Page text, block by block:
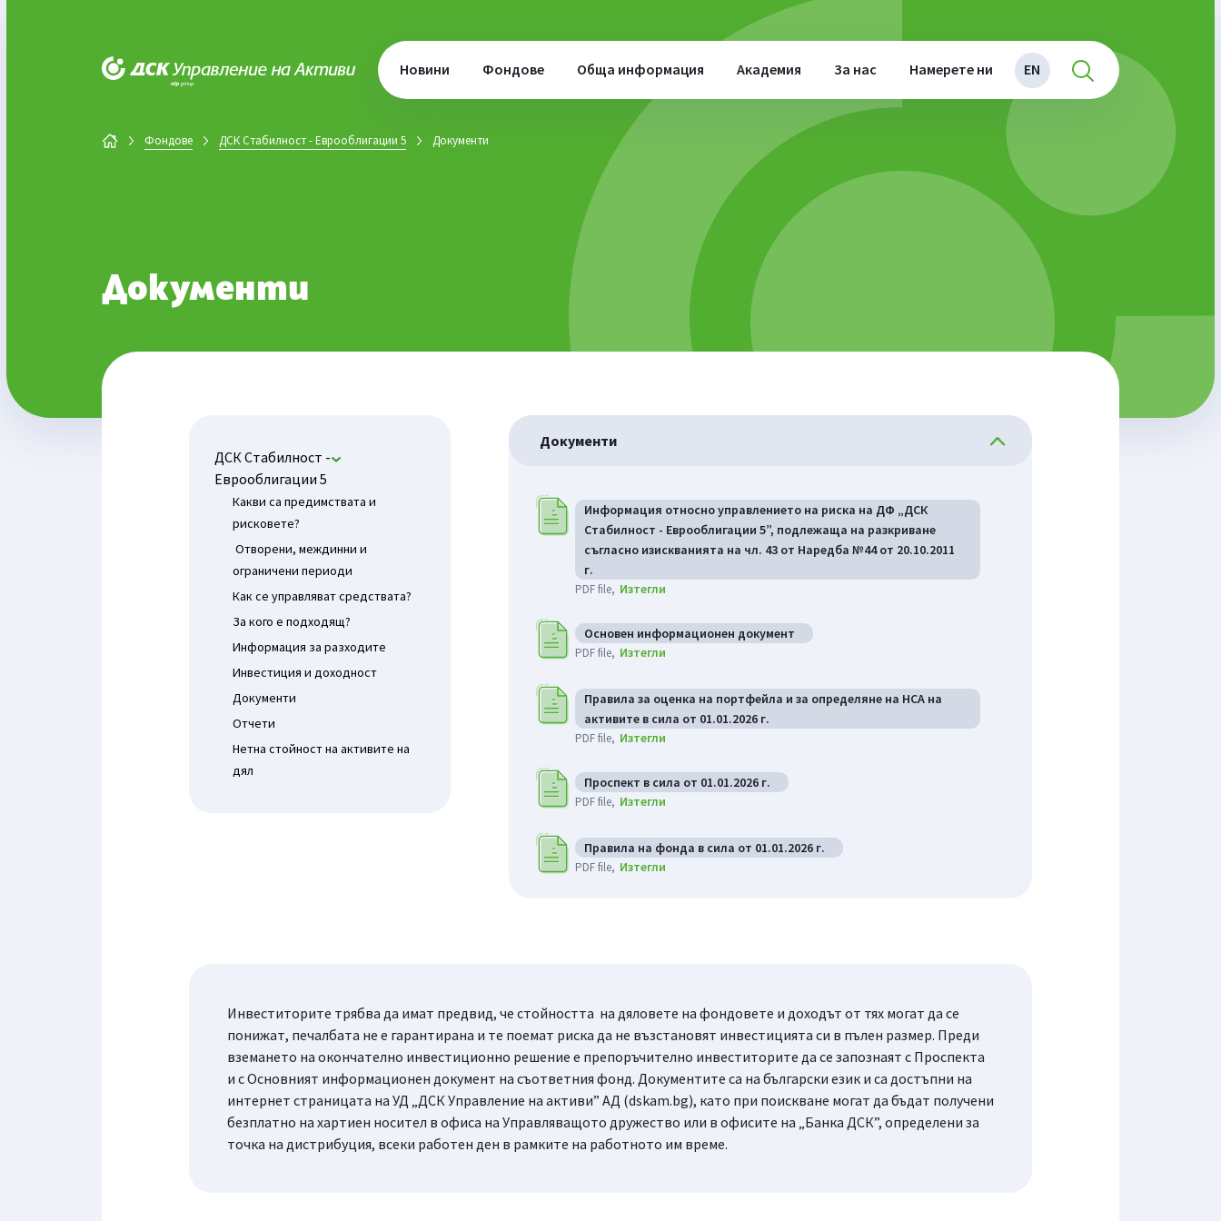
Новини Фондове Обща информация Академия За нас Намерете ни EN
ДСК Управление на активи
Фондове ДСК Стабилност - Еврооблигации 5 Документи
Документи
ДСК Стабилност -
Еврооблигации 5
Какви са предимствата и
рисковете?
Отворени, междинни и
ограничени периоди
Как се управляват средствата?
За кого е подходящ?
Информация за разходите
Инвестиция и доходност
Документи
Отчети
Нетна стойност на активите на
дял
Документи
Информация относно управлението на риска на ДФ „ДСК
Стабилност - Еврооблигации 5”, подлежаща на разкриване
съгласно изискванията на чл. 43 от Наредба №44 от 20.10.2011
г.
PDF file Изтегли
Основен информационен документ
PDF file Изтегли
Правила за оценка на портфейла и за определяне на НСА на
активите в сила от 01.01.2026 г.
PDF file Изтегли
Проспект в сила от 01.01.2026 г.
PDF file Изтегли
Правила на фонда в сила от 01.01.2026 г.
PDF file Изтегли
Инвеститорите трябва да имат предвид, че стойността на дяловете на фондовете и доходът от тях могат да се
понижат, печалбата не е гарантирана и те поемат риска да не възстановят инвестицията си в пълен размер. Преди
вземането на окончателно инвестиционно решение е препоръчително инвеститорите да се запознаят с Проспекта
и с Основният информационен документ на съответния фонд. Документите са на български език и са достъпни на
интернет страницата на УД „ДСК Управление на активи” АД (dskam.bg), като при поискване могат да бъдат получени
безплатно на хартиен носител в офиса на Управляващото дружество или в офисите на „Банка ДСК”, определени за
точка на дистрибуция, всеки работен ден в рамките на работното им време.